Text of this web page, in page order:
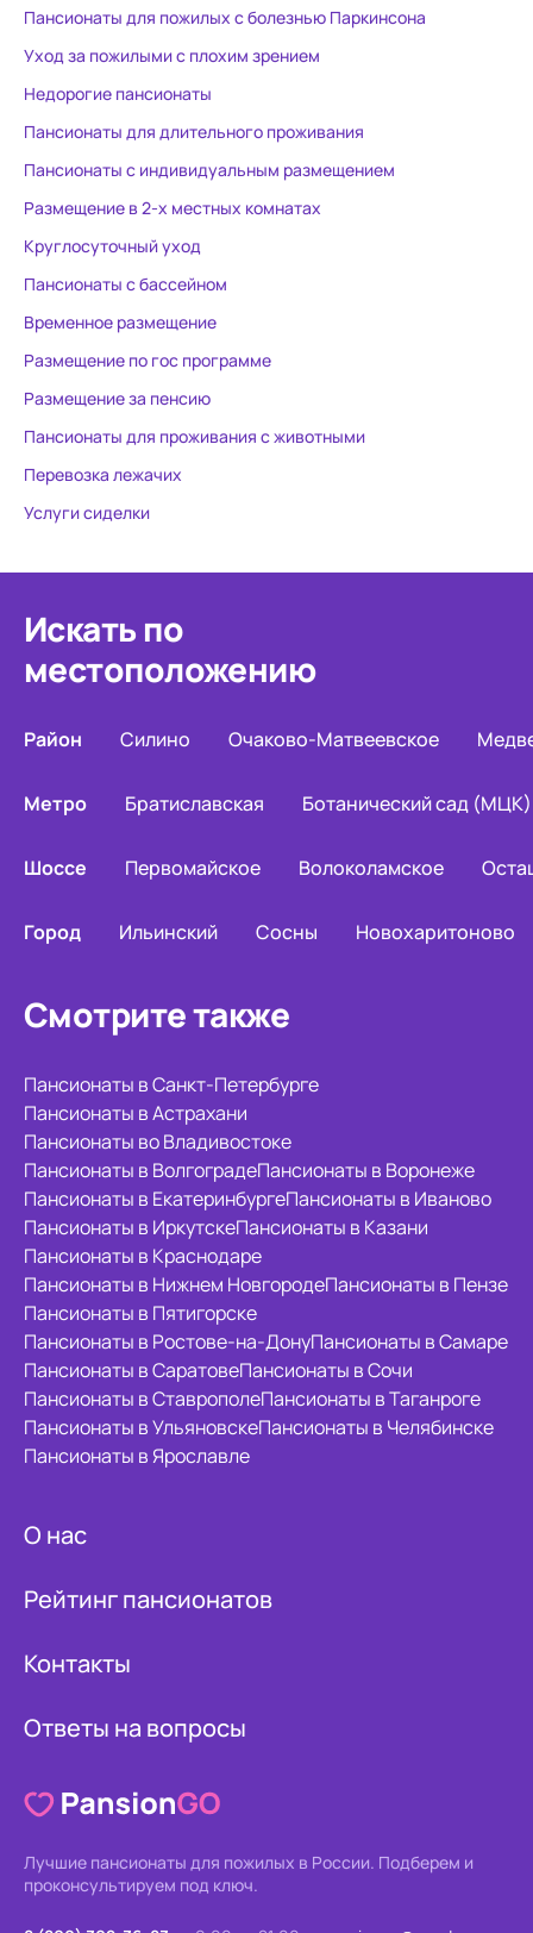
поварам, мастерам чистоты за
Ваш труд!!! Процветания вашей
компании и всего самого
Пансионаты для пожилых с болезнью Паркинсона
Уход за пожилыми с плохим зрением
Недорогие пансионаты
Пансионаты для длительного проживания
Пансионаты с индивидуальным размещением
Размещение в 2-х местных комнатах
Круглосуточный уход
Пансионаты с бассейном
Временное размещение
Размещение по гос программе
Размещение за пенсию
Пансионаты для проживания с животными
Перевозка лежачих
Услуги сиделки
Искать по
местоположению
Район Силино Очаково-Матвеевское
Метро Братиславская Ботанический сад (МЦК)
Шоссе Первомайское Волоколамское
Город Ильинский Сосны Новохаритоново
Смотрите также
Пансионаты в Санкт-Петербурге
Пансионаты в Астрахани
Пансионаты во Владивостоке
Пансионаты в ВолгоградеПансионаты в Воронеже
Пансионаты в ЕкатеринбургеПансионаты в Иваново
Пансионаты в ИркутскеПансионаты в Казани
Пансионаты в Краснодаре
Пансионаты в Нижнем НовгородеПансионаты в Пензе
Пансионаты в Пятигорске
Пансионаты в Ростове-на-ДонуПансионаты в Самаре
Пансионаты в СаратовеПансионаты в Сочи
Пансионаты в СтаврополеПансионаты в Таганроге
Пансионаты в УльяновскеПансионаты в Челябинске
Пансионаты в Ярославле
О нас
Рейтинг пансионатов
Контакты
Ответы на вопросы
Лучшие пансионаты для пожилых в России. Подберем и
проконсультируем под ключ.